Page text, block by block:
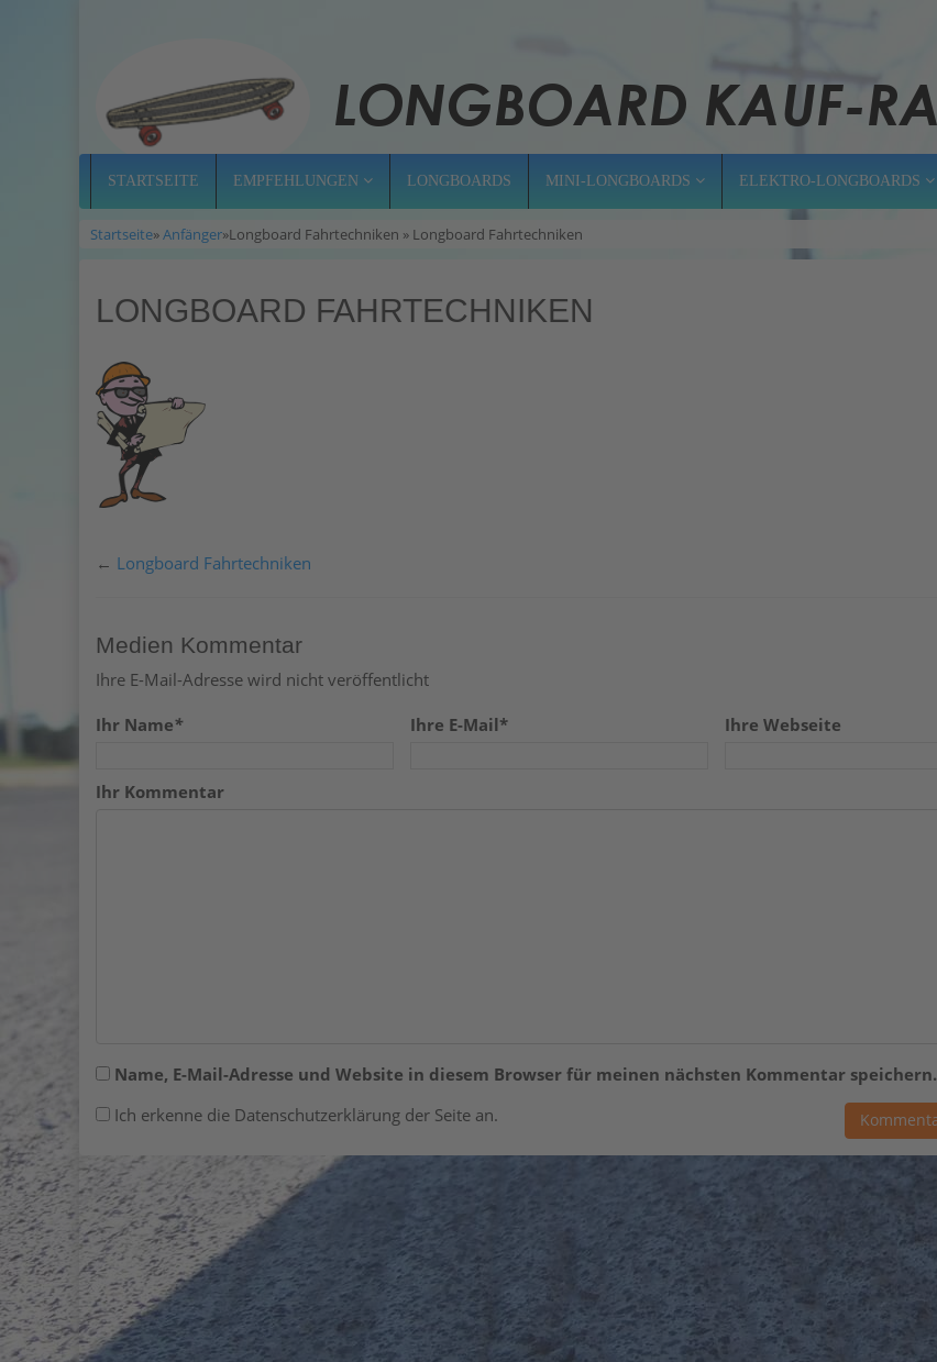
STARTSEITE EMPFEHLUNGEN LONGBOARDS MINI-LONGBOARDS ELEKTRO-LONGBOARDS
Startseite»Anfänger»Longboard Fahrtechniken » Longboard Fahrtechniken
LONGBOARD FAHRTECHNIKEN
← Longboard Fahrtechniken
Medien Kommentar
Ihre E-Mail-Adresse wird nicht veröffentlicht
Ihr Name* Ihre E-Mail* Ihre Webseite
Ihr Kommentar
Name, E-Mail-Adresse und Website in diesem Browser für meinen nächsten Kommentar speichern.
Ich erkenne die Datenschutzerklärung der Seite an.